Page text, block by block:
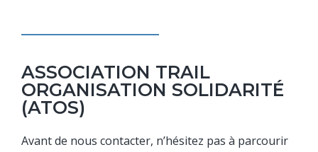
ASSOCIATION TRAIL
ORGANISATION SOLIDARITÉ
(ATOS)
Avant de nous contacter, n’hésitez pas à parcourir